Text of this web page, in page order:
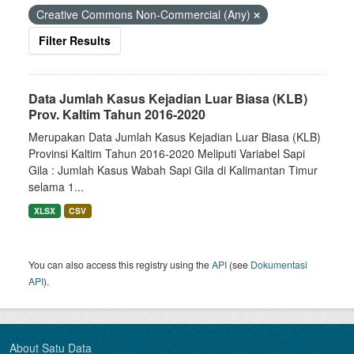
Creative Commons Non-Commercial (Any)
Filter Results
Data Jumlah Kasus Kejadian Luar Biasa (KLB)
Prov. Kaltim Tahun 2016-2020
Merupakan Data Jumlah Kasus Kejadian Luar Biasa (KLB)
Provinsi Kaltim Tahun 2016-2020 Meliputi Variabel Sapi
Gila : Jumlah Kasus Wabah Sapi Gila di Kalimantan Timur
selama 1...
XLSX CSV
You can also access this registry using theAPI (see Dokumentasi
API).
About Satu Data